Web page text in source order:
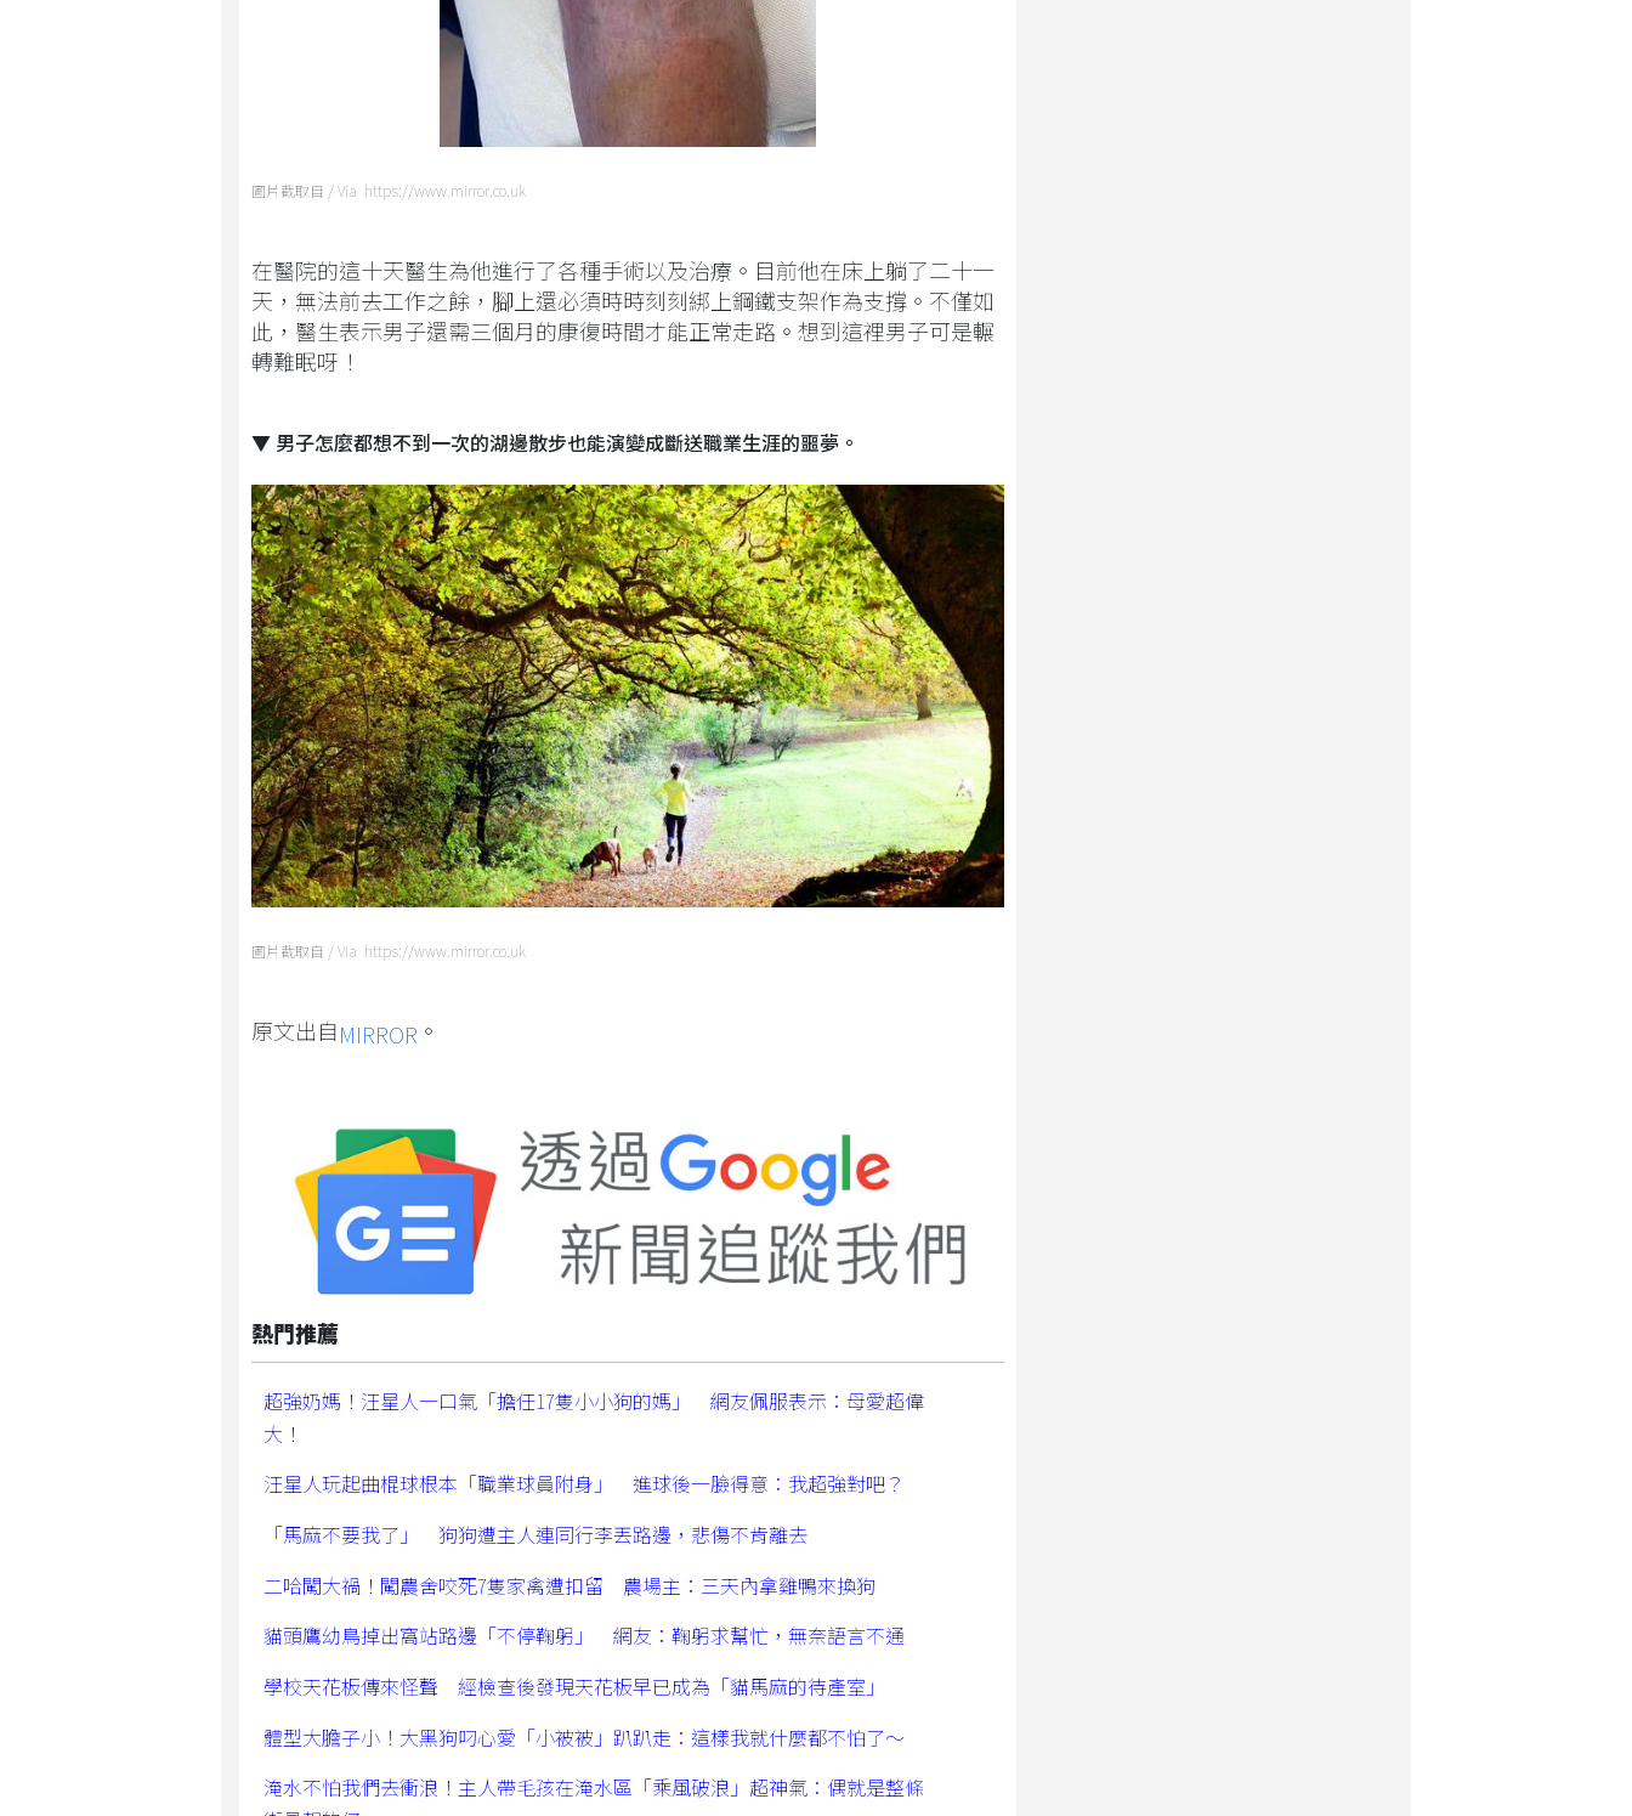
圖片截取自 / Via https://www.mirror.co.uk
在醫院的這十天醫生為他進行了各種手術以及治療。目前他在床上躺了二十一
天，無法前去工作之餘，腳上還必須時時刻刻綁上鋼鐵支架作為支撐。不僅如
此，醫生表示男子還需三個月的康復時間才能正常走路。想到這裡男子可是輾
轉難眠呀！
▼ 男子怎麼都想不到一次的湖邊散步也能演變成斷送職業生涯的噩夢。
圖片截取自 / Via https://www.mirror.co.uk
原文出自MIRROR 。
熱門推薦
超強奶媽！汪星人一口氣「擔任17隻小小狗的媽」 網友佩服表示：母愛超偉
大！
汪星人玩起曲棍球根本「職業球員附身」 進球後一臉得意：我超強對吧？
「馬麻不要我了」 狗狗遭主人連同行李丟路邊，悲傷不肯離去
二哈闖大禍！闖農舍咬死7隻家禽遭扣留 農場主：三天內拿雞鴨來換狗
貓頭鷹幼鳥掉出窩站路邊「不停鞠躬」 網友：鞠躬求幫忙，無奈語言不通
學校天花板傳來怪聲 經檢查後發現天花板早已成為「貓馬麻的待產室」
體型大膽子小！大黑狗叼心愛「小被被」趴趴走：這樣我就什麼都不怕了～
淹水不怕我們去衝浪！主人帶毛孩在淹水區「乘風破浪」超神氣：偶就是整條